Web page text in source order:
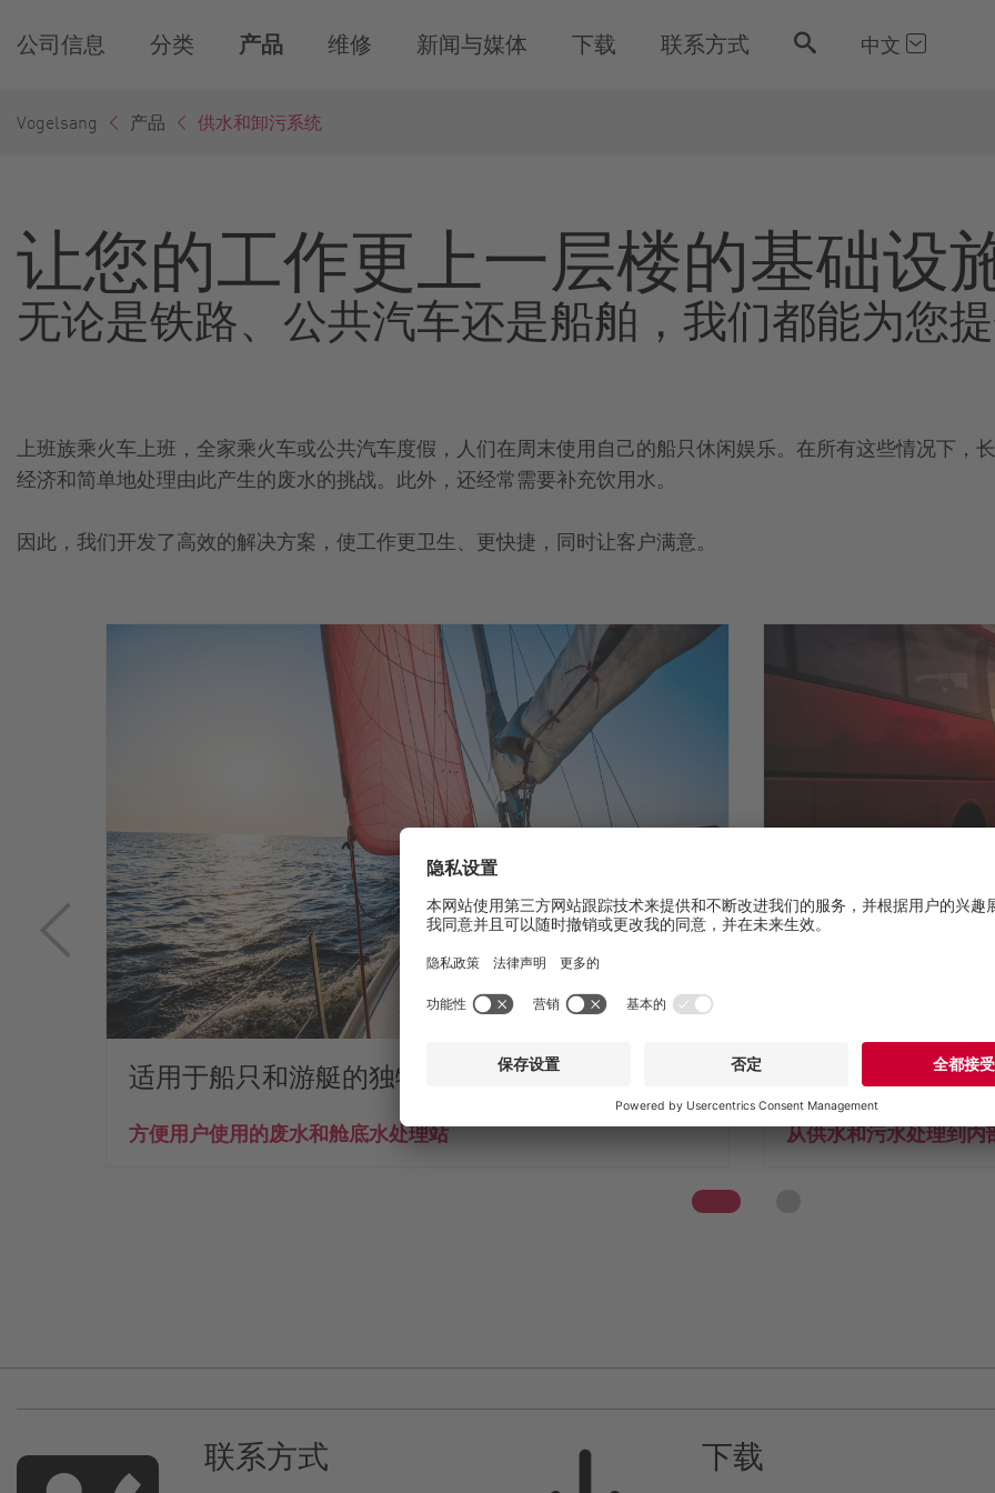
公司信息 分类 产品 维修 新闻与媒体 下载 联系方式 中文
Vogelsang 产品 供水和卸污系统
让您的工作更上一层楼的基础设
无论是铁路、公共汽车还是船舶，我们都能为您
上班族乘火车上班，全家乘火车或公共汽车度假，人们在周末使用自己的船只休闲娱乐。在所有这些情况下
经济和简单地处理由此产生的废水的挑战。此外，还经常需要补充饮用水。
因此，我们开发了高效的解决方案，使工作更卫生、更快捷，同时让客户满意。
适用于船只和游艇的独特双处理系统
方便用户使用的废水和舱底水处理站
公交车应用的卫
从供水和污水处理到
联系方式 下载